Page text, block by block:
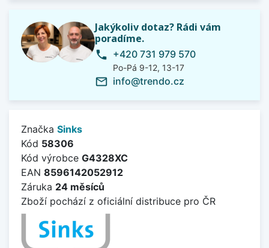
Jakýkoliv dotaz? Rádi vám
poradíme.
phone +420 731 979 570
Po-Pá 9-12, 13-17
mail_outline info@trendo.cz
Značka Sinks
Kód 58306
Kód výrobce G4328XC
EAN 8596142052912
Záruka 24 měsíců
Zboží pochází z oficiální distribuce pro ČR